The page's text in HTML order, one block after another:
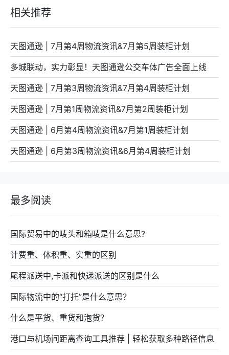
相关推荐
天图通逊 | 7月第4周物流资讯&7月第5周装柜计划
多城联动，实力彰显！天图通逊公交车体广告全面上线
天图通逊 | 7月第3周物流资讯&7月第4周装柜计划
天图通逊 | 7月第1周物流资讯&7月第2周装柜计划
天图通逊 | 6月第4周物流资讯&7月第1周装柜计划
天图通逊 | 6月第3周物流资讯&6月第4周装柜计划
最多阅读
国际贸易中的唛头和箱唛是什么意思?
计费重、体积重、实重的区别
尾程派送中,卡派和快递派送的区别是什么
国际物流中的“打托”是什么意思？
什么是平货、重货和泡货？
港口与机场间距离查询工具推荐 | 轻松获取多种路径信息